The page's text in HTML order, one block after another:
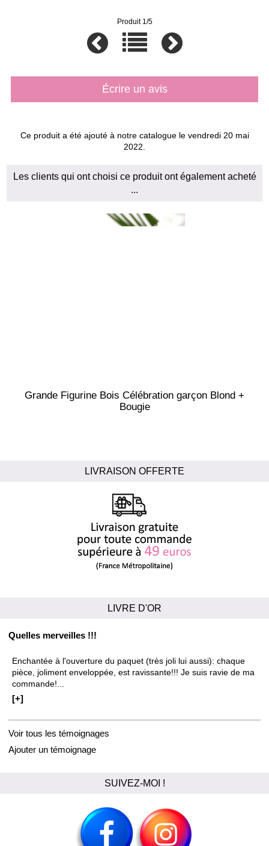
Produit 1/5
Écrire un avis
Ce produit a été ajouté à notre catalogue le vendredi 20 mai
2022.
Les clients qui ont choisi ce produit ont également acheté
...
Grande Figurine Bois Célébration garçon Blond +
Bougie
LIVRAISON OFFERTE
LIVRE D'OR
Quelles merveilles !!!
Enchantée à l'ouverture du paquet (très joli lui aussi): chaque
pièce, joliment enveloppée, est ravissante!!! Je suis ravie de ma
commande!...
[+]
Voir tous les témoignages
Ajouter un témoignage
SUIVEZ-MOI !